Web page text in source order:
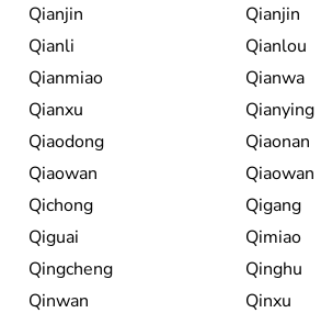
Qianjin
Qianjin
Qianli
Qianlou
Qianmiao
Qianwa
Qianxu
Qianying
Qiaodong
Qiaonan
Qiaowan
Qiaowan
Qichong
Qigang
Qiguai
Qimiao
Qingcheng
Qinghu
Qinwan
Qinxu